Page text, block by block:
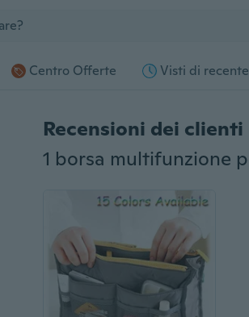
Centro Offerte Visti di recente
Recensioni dei clienti